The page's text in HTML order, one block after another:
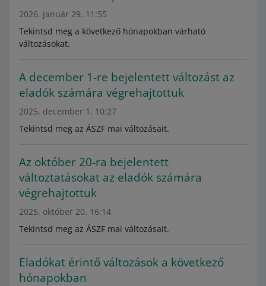
2026. január 29. 11:55
Tekintsd meg a következő hónapokban várható
változásokat.
A december 1-re bejelentett változást az
eladók számára végrehajtottuk
2025. december 1. 10:27
Tekintsd meg az ÁSZF mai változásait.
Az október 20-ra bejelentett
változtatásokat az eladók számára
végrehajtottuk
2025. október 20. 16:14
Tekintsd meg az ÁSZF mai változásait.
Eladókat érintő változások a következő
hónapokban